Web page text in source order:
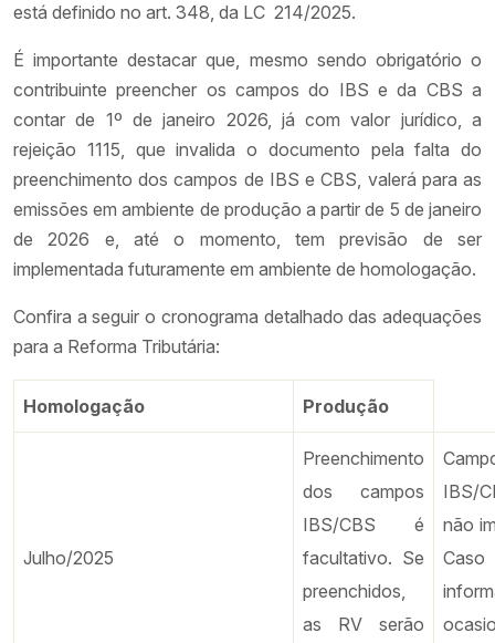
está definido no art. 348, da LC 214/2025.
É importante destacar que, mesmo sendo obrigatório o
contribuinte preencher os campos do IBS e da CBS a
contar de 1º de janeiro 2026, já com valor jurídico, a
rejeição 1115, que invalida o documento pela falta do
preenchimento dos campos de IBS e CBS, valerá para as
emissões em ambiente de produção a partir de 5 de janeiro
de 2026 e, até o momento, tem previsão de ser
implementada futuramente em ambiente de homologação.
Confira a seguir o cronograma detalhado das adequações
para a Reforma Tributária:
Homologação Produção
Julho/2025
Preenchimento
dos campos
IBS/CBS é
facultativo. Se
preenchidos,
as RV serão
IBS/
não
Caso